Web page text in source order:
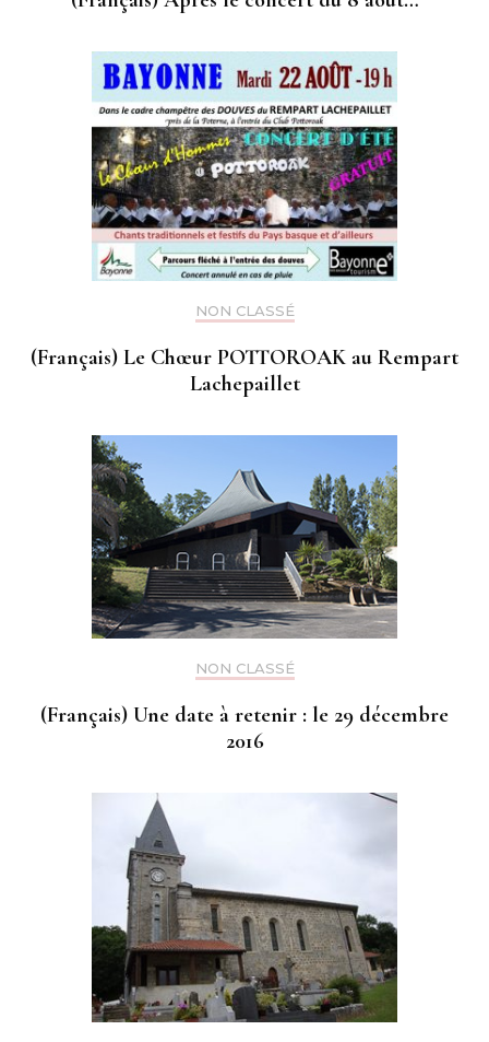
NON CLASSÉ
(Français) Le Chœur POTTOROAK au Rempart
Lachepaillet
NON CLASSÉ
(Français) Une date à retenir : le 29 décembre
2016